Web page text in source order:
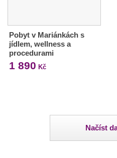
Pobyt v Mariánkách s
jídlem, wellness a
procedurami
1 890 Kč
Načíst